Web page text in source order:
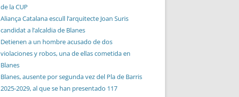
de la CUP
Aliança Catalana escull l’arquitecte Joan Suris
candidat a l’alcaldia de Blanes
Detienen a un hombre acusado de dos
violaciones y robos, una de ellas cometida en
Blanes
Blanes, ausente por segunda vez del Pla de Barris
2025-2029, al que se han presentado 117